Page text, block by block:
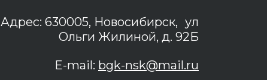
Адрес: 630005, Новосибирск, ул
Ольги Жилиной, д. 92Б
E-mail: bgk-nsk@mail.ru